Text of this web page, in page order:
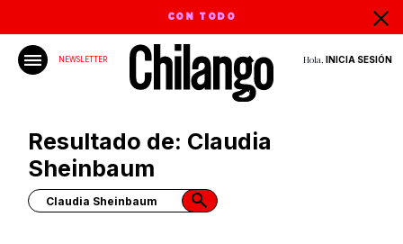
CON TODO
NEWSLETTER Hola, INICIA SESIÓN
Resultado de: Claudia
Sheinbaum